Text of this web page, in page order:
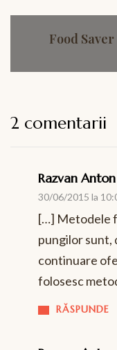
Food
2 comentarii
Razvan
30/06/2015 la
RĂSPUNDE
[…] Metodele
pungilor sunt,
continuare
folosesc